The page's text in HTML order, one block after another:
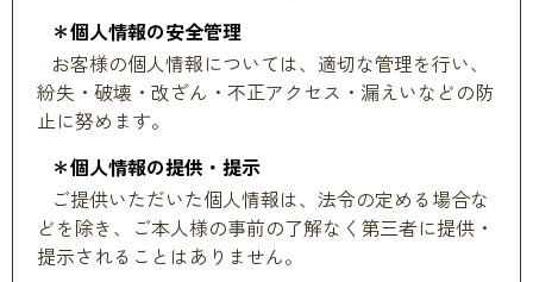
＊個人情報の安全管理
お客様の個人情報については、適切な管理を行い、
紛失・破壊・改ざん・不正アクセス・漏えいなどの防
止に努めます。
＊個人情報の提供・提示
ご提供いただいた個人情報は、法令の定める場合な
どを除き、ご本人様の事前の了解なく第三者に提供・
提示されることはありません。